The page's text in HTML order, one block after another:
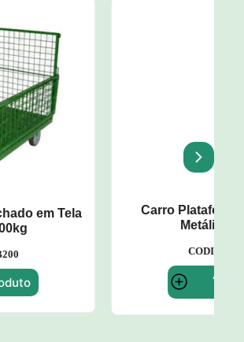
Carro Plataforma c/ Assoalho